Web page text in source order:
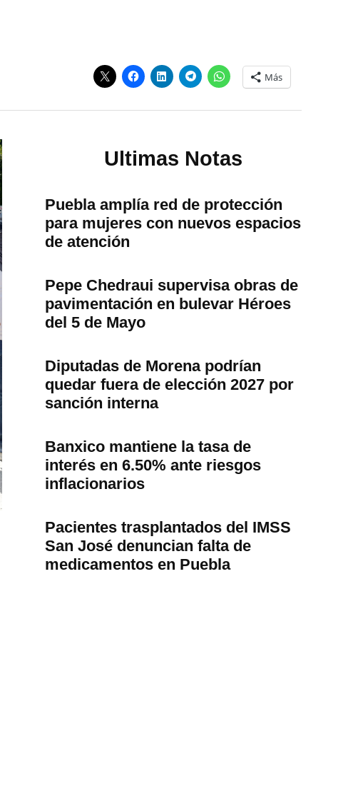
Más
Ultimas Notas
Puebla amplía red de protección
para mujeres con nuevos espacios
de atención
Pepe Chedraui supervisa obras de
pavimentación en bulevar Héroes
del 5 de Mayo
Diputadas de Morena podrían
quedar fuera de elección 2027 por
sanción interna
Banxico mantiene la tasa de
interés en 6.50% ante riesgos
inflacionarios
Pacientes trasplantados del IMSS
San José denuncian falta de
medicamentos en Puebla